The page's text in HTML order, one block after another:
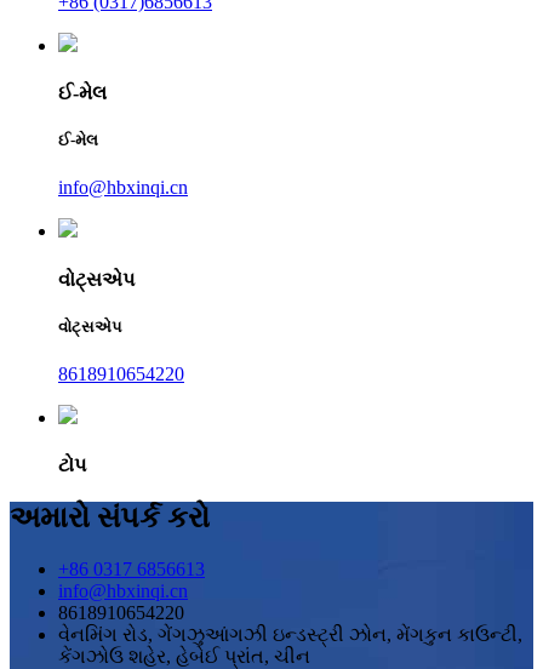
ઈ-મેલ
ઈ-મેલ
info@hbxinqi.cn
વોટ્સએપ
વોટ્સએપ
8618910654220
ટોપ
અમારો સંપર્ક કરો
+86 0317 6856613
info@hbxinqi.cn
8618910654220
વેનમિંગ રોડ, ગેંગઝુઆંગઝી ઇન્ડસ્ટ્રી ઝોન, મેંગકુન કાઉન્ટી,
કેંગઝોઉ શહેર, હેબેઈ પ્રાંત, ચીન